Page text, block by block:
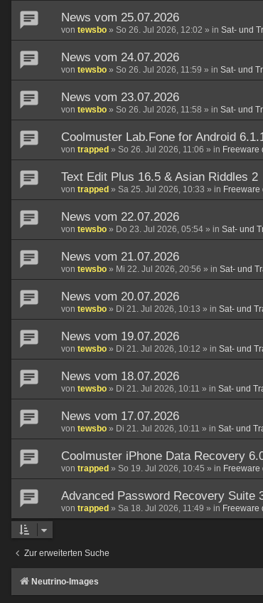
News vom 25.07.2026
von tewsbo » So 26. Jul 2026, 12:02 » in Sat- und
News vom 24.07.2026
von tewsbo » So 26. Jul 2026, 11:59 » in Sat- und
News vom 23.07.2026
von tewsbo » So 26. Jul 2026, 11:58 » in Sat- und
Coolmuster Lab.Fone for Android
von trapped » So 26. Jul 2026, 11:06 » in Freeware
Text Edit Plus 16.5 & Asian Riddles 2
von trapped » Sa 25. Jul 2026, 10:33 » in Freeware
News vom 22.07.2026
von tewsbo » Do 23. Jul 2026, 05:54 » in Sat- und
News vom 21.07.2026
von tewsbo » Mi 22. Jul 2026, 20:56 » in Sat- und
News vom 20.07.2026
von tewsbo » Di 21. Jul 2026, 10:13 » in Sat- und
News vom 19.07.2026
von tewsbo » Di 21. Jul 2026, 10:12 » in Sat- und
News vom 18.07.2026
von tewsbo » Di 21. Jul 2026, 10:11 » in Sat- und
News vom 17.07.2026
von tewsbo » Di 21. Jul 2026, 10:11 » in Sat- und
Coolmuster iPhone Data Recovery
von trapped » So 19. Jul 2026, 10:45 » in Freeware
Advanced Password Recovery Suite
von trapped » Sa 18. Jul 2026, 11:49 » in Freeware
Zur erweiterten Suche
Neutrino-Images